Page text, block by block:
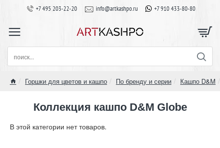
+7 495 203-22-20 info@artkashpo.ru +7 910 433-80-80
поиск...
Горшки для цветов и кашпо По бренду и серии Кашпо D&M
Коллекция кашпо D&M Globe
В этой категории нет товаров.